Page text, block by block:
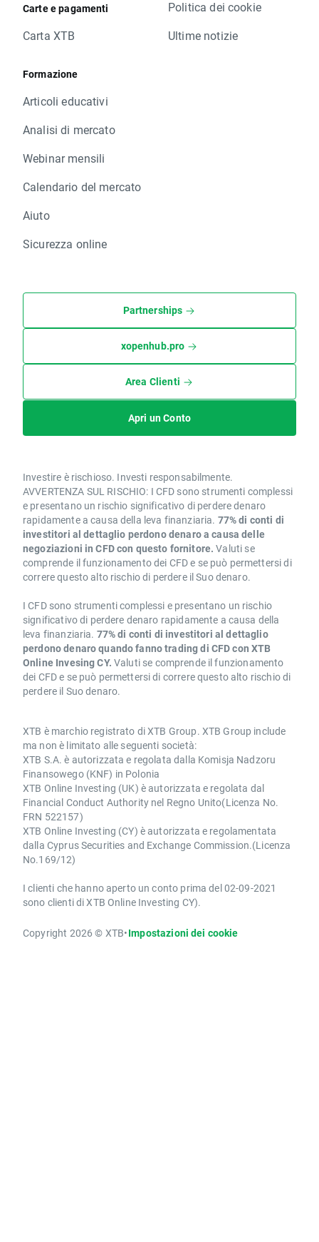
Carte e pagamenti
Carta XTB
Formazione
Articoli educativi
Analisi di mercato
Webinar mensili
Calendario del mercato
Aiuto
Sicurezza online
Politica dei cookie
Ultime notizie
Partnerships
xopenhub.pro
Area Clienti
Apri un Conto
Investire è rischioso. Investi responsabilmente.
AVVERTENZA SUL RISCHIO: I CFD sono strumenti complessi
e presentano un rischio significativo di perdere denaro
rapidamente a causa della leva finanziaria. 77% di conti di
investitori al dettaglio perdono denaro a causa delle
negoziazioni in CFD con questo fornitore. Valuti se
comprende il funzionamento dei CFD e se può permettersi di
correre questo alto rischio di perdere il Suo denaro.
I CFD sono strumenti complessi e presentano un rischio
significativo di perdere denaro rapidamente a causa della
leva finanziaria. 77% di conti di investitori al dettaglio
perdono denaro quando fanno trading di CFD con XTB
Online Invesing CY. Valuti se comprende il funzionamento
dei CFD e se può permettersi di correre questo alto rischio di
perdere il Suo denaro.
XTB è marchio registrato di XTB Group. XTB Group include
ma non è limitato alle seguenti società:
XTB S.A. è autorizzata e regolata dalla Komisja Nadzoru
Finansowego (KNF) in Polonia
XTB Online Investing (UK) è autorizzata e regolata dal
Financial Conduct Authority nel Regno Unito(Licenza No.
FRN 522157)
XTB Online Investing (CY) è autorizzata e regolamentata
dalla Cyprus Securities and Exchange Commission.(Licenza
No.169/12)
I clienti che hanno aperto un conto prima del 02-09-2021
sono clienti di XTB Online Investing CY).
Copyright 2026 © XTB•Impostazioni dei cookie